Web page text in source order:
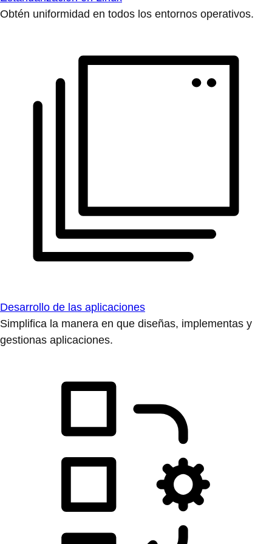
Obtén uniformidad en todos los entornos operativos.
Desarrollo de las aplicaciones
Simplifica la manera en que diseñas, implementas y
gestionas aplicaciones.